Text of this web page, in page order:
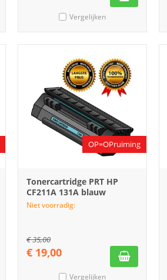
Vergelijken
OP=OPruiming
Tonercartridge PRT HP
CF211A 131A blauw
Niet voorradig:
€35,00
€ 19,00
Vergelijken